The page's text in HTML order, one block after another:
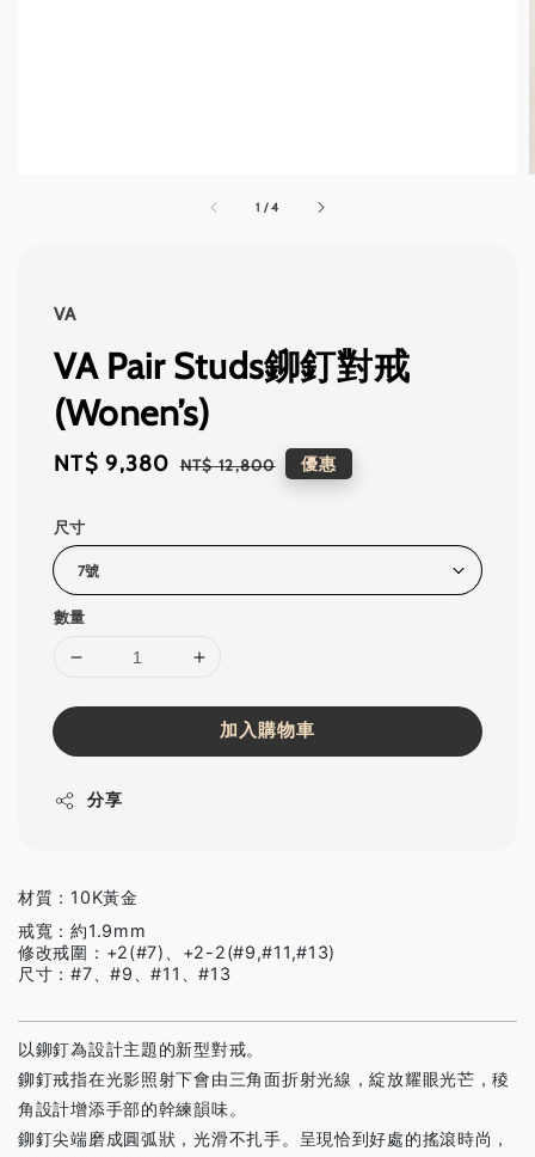
1 /4
VA
VA Pair Studs鉚釘對戒
(Wonen’s)
Sale
NT$ 9,380 Regular
NT$ 12,800 優惠
尺寸
數量
加入購物車
分享
材質：10K黃金
戒寬：約1.9mm
修改戒圍：+2(#7)、+2-2(#9,#11,#13)
尺寸：#7、#9、#11、#13
以鉚釘為設計主題的新型對戒。
鉚釘戒指在光影照射下會由三角面折射光線，綻放耀眼光芒，稜
角設計增添手部的幹練韻味。
鉚釘尖端磨成圓弧狀，光滑不扎手。呈現恰到好處的搖滾時尚，